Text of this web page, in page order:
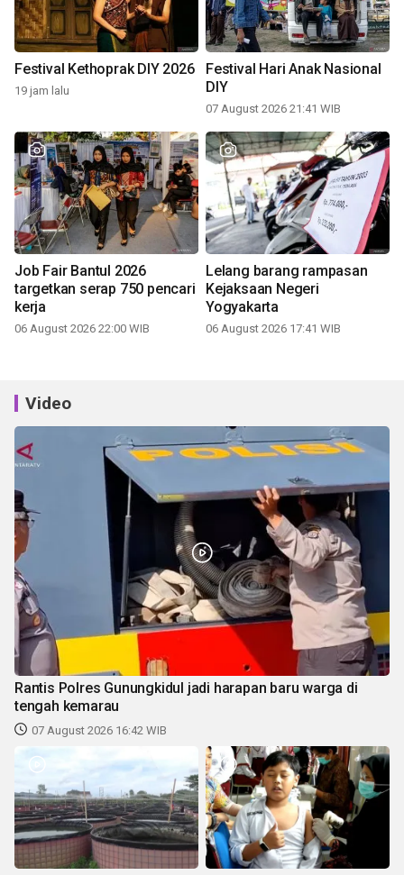
Festival Kethoprak DIY 2026
19 jam lalu
Festival Hari Anak Nasional
DIY
07 August 2026 21:41 WIB
Job Fair Bantul 2026
targetkan serap 750 pencari
kerja
06 August 2026 22:00 WIB
Lelang barang rampasan
Kejaksaan Negeri
Yogyakarta
06 August 2026 17:41 WIB
Video
Rantis Polres Gunungkidul jadi harapan baru warga di
tengah kemarau
07 August 2026 16:42 WIB